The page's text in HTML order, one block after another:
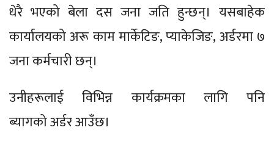
धेरै भएको बेला दस जना जति हुन्छन्। यसबाहेक
कार्यालयको अरू काम मार्केटिङ, प्याकेजिङ, अर्डरमा ७
जना कर्मचारी छन्।
उनीहरूलाई विभिन्न कार्यक्रमका लागि पनि
ब्यागको अर्डर आउँछ।